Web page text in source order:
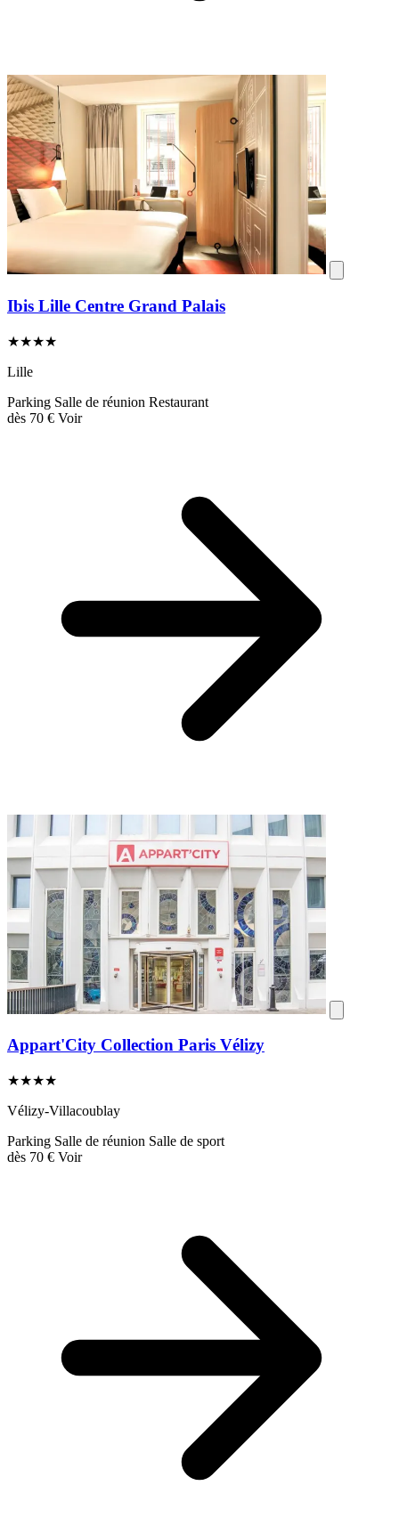
Ibis Lille Centre Grand Palais
★★★★
Lille
Parking Salle de réunion Restaurant
dès 70 € Voir
Appart'City Collection Paris Vélizy
★★★★
Vélizy-Villacoublay
Parking Salle de réunion Salle de sport
dès 70 € Voir